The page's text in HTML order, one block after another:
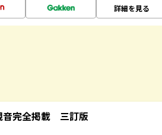
詳細を見る
完全掲載 三訂版